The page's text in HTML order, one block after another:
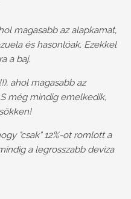
magasabb az alapkamat,
és hasonlóak. Ezekkel
a baj.
ahol magasabb az
még mindig emelkedik,
"csak" 12%-ot romlott a
a legrosszabb deviza